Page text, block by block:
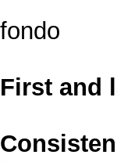
fondo
First and